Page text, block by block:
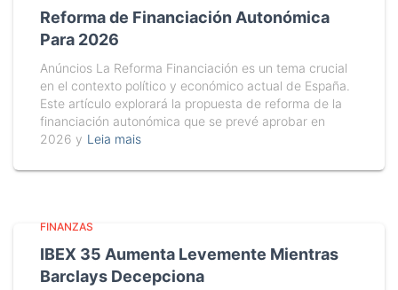
Reforma de Financiación Autonómica
Para 2026
Anúncios La Reforma Financiación es un tema crucial
en el contexto político y económico actual de España.
Este artículo explorará la propuesta de reforma de la
financiación autonómica que se prevé aprobar en
2026 y Leia mais
FINANZAS
IBEX 35 Aumenta Levemente Mientras
Barclays Decepciona